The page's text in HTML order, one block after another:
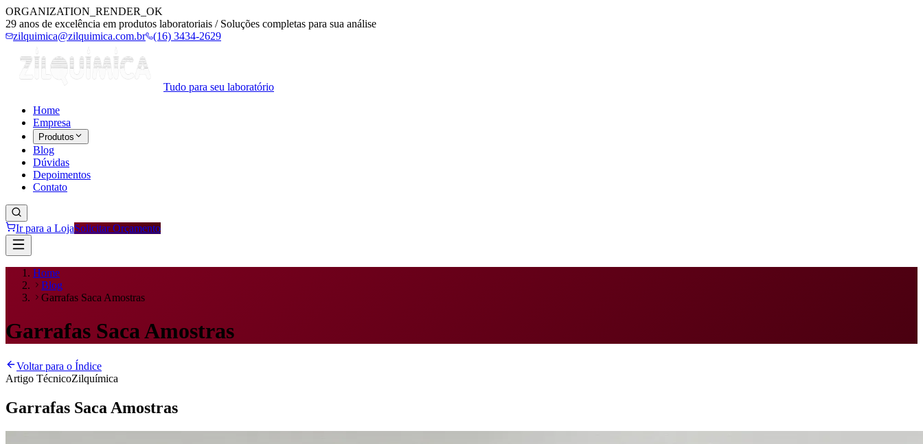
ORGANIZATION_RENDER_OK
29 anos de excelência em produtos laboratoriais / Soluções completas para sua análise
zilquimica@zilquimica.com.br
(16) 3434-2629
Tudo para seu laboratório
Home
Empresa
Produtos
Blog
Dúvidas
Depoimentos
Contato
Ir para a LojaSolicitar Orçamento
Home
Blog
Garrafas Saca Amostras
Garrafas Saca Amostras
Voltar para o Índice
Artigo TécnicoZilquímica
Garrafas Saca Amostras